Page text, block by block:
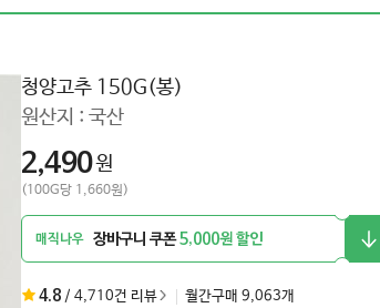
청양고추 150G(봉)
원산지 : 국산
2,490원
(100G당 1,660원)
매직나우 장바구니 쿠폰5,000원 할인
4.8 / 4,710건 리뷰 월간구매 9,063개